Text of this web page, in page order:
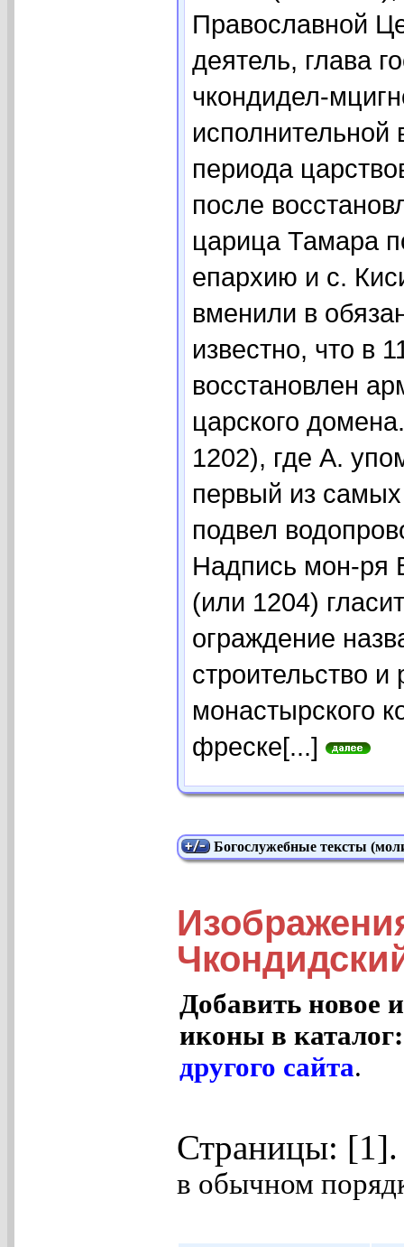
Православной
деятель, глава
чкондидел-
исполнительной
периода
после
царица Тамара
епархию и с.
вменили в
известно, что в
восстановлен
царского
1202), где А.
первый из
подвел
Надпись мон-ря
(или 1204)
ограждение
строительство и
монастырского
фреске[...]
Богослужебные тексты
Добавить новое
иконы в
другого сайта.
Страницы:
в обычном